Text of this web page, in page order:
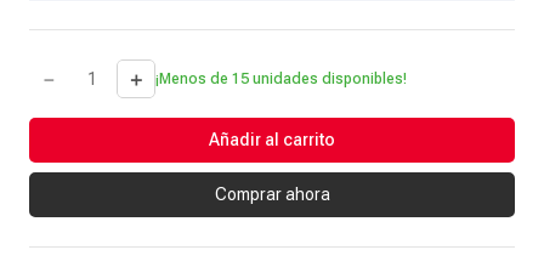
＋
－ ¡Menos de 15 unidades disponibles!
Añadir al carrito
Comprar ahora